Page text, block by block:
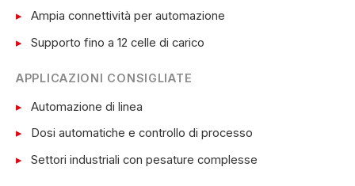
Ampia connettività per automazione
Supporto fino a 12 celle di carico
APPLICAZIONI CONSIGLIATE
Automazione di linea
Dosi automatiche e controllo di processo
Settori industriali con pesature complesse